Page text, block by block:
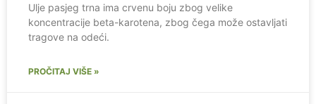
Ulje pasjeg trna ima crvenu boju zbog velike
koncentracije beta-karotena, zbog čega može ostavljati
tragove na odeći.
PROČITAJ VIŠE »